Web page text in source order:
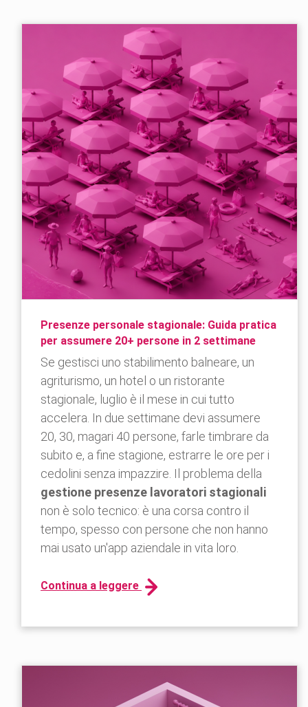
Presenze personale stagionale: Guida pratica
per assumere 20+ persone in 2 settimane
Se gestisci uno stabilimento balneare, un
agriturismo, un hotel o un ristorante
stagionale, luglio è il mese in cui tutto
accelera. In due settimane devi assumere
20, 30, magari 40 persone, farle timbrare da
subito e, a fine stagione, estrarre le ore per i
cedolini senza impazzire. Il problema della
gestione presenze lavoratori stagionali
non è solo tecnico: è una corsa contro il
tempo, spesso con persone che non hanno
mai usato un'app aziendale in vita loro.
Continua a leggere